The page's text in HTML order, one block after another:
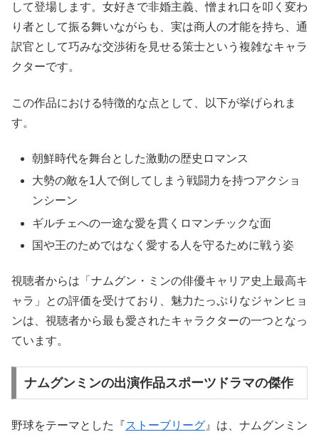
して登場します。女好きで非婚主義、憎まれ口を叩く変わ
り者として振る舞いながらも、実は商人の才能を持ち、通
訳官として巧みな交渉術を見せる策士という複雑なキャラ
クターです。
この作品における特徴的な点として、以下が挙げられま
す。
朝鮮時代を舞台とした激動の歴史ロマンス
大勢の敵を1人で倒してしまう戦闘力を持つアクショ
ンシーン
ギルチェへの一途な愛を貫くロマンチックな面
国や王のためではなく愛する人を守るために戦う姿
視聴者からは「ナムグン・ミンの俳優キャリア史上最高キ
ャラ」との評価を受けており、魅力たっぷりなジャンヒョ
ンは、視聴者から最も愛されたキャラクターの一つとなっ
ています。
ナムグンミンの出演作品スポーツドラマの傑作
野球をテーマとした『ストーブリーグ 』は、ナムグンミン